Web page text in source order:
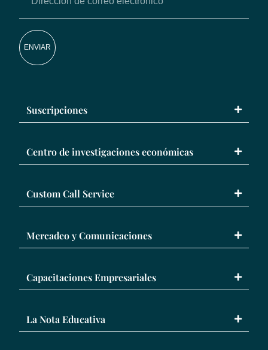
ENVIAR
Suscripciones
Centro de investigaciones económicas
Custom Call Service
Mercadeo y Comunicaciones
Capacitaciones Empresariales
La Nota Educativa